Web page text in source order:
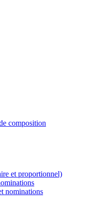
composition
et proportionnel)
nominations